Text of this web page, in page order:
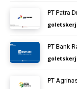
PT Patra
PT Bank
PT